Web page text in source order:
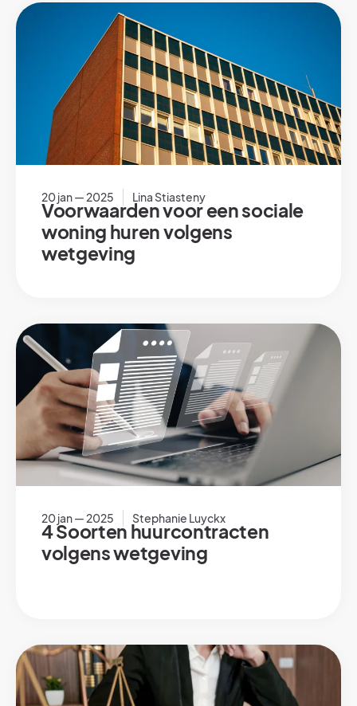
20 jan — 2025 Lina Stiasteny
Voorwaarden voor een sociale
woning huren volgens
wetgeving
20 jan — 2025 Stephanie Luyckx
4 Soorten huurcontracten
volgens wetgeving